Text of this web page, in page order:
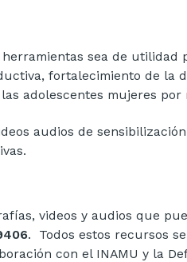
sea de
fortalecimiento de la
adolescentes mujeres por
audios de
videos y audios que
. Todos estos recursos
con el INAMU y la